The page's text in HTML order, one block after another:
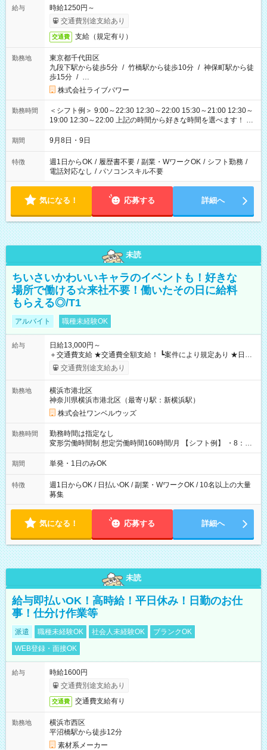
給与
時給1250円～
交通費別途支給あり
交通費 支給（規定有り）
勤務地
東京都千代田区
九段下駅から徒歩5分 / 竹橋駅から徒歩10分 / 神保町駅から徒
歩15分 / …
株式会社ライブパワー
勤務時間
＜シフト例＞ 9:00～22:30 12:30～22:00 15:30～21:00 12:30～
19:00 12:30～22:00 上記の時間から好きな時間を選べます！ ※
時間は変更となる可能性があります
期間 9月8日・9日
特徴 週1日からOK / 履歴書不要 / 副業・WワークOK / シフト勤務 /
電話対応なし / パソコンスキル不要
気になる！ 応募する 詳細へ
未読
ちいさいかわいいキャラのイベントも！好きな
場所で働ける☆来社不要！働いたその日に給料
もらえる◎/T1
アルバイト 職種未経験OK
給与
日給13,000円～
＋交通費支給 ★交通費全額支給！ ┗案件により規定あり ★日払
いOK！（規定あり） ┗働いたその日に現金GET♪ お仕事後はコ
ンビニATMから 日払い分を引き落とせます！ 【試用期間】試
交通費別途支給あり
勤務地
横浜市港北区
神奈川県横浜市港北区（最寄り駅：新横浜駅）
株式会社ワンベルウッズ
勤務時間
勤務時間は指定なし
変形労働時間制 想定労働時間160時間/月 【シフト例】 ・8：00
～21：00
期間 単発・1日のみOK
特徴
週1日からOK / 日払いOK / 副業・WワークOK / 10名以上の大量
募集
気になる！ 応募する 詳細へ
未読
給与即払いOK！高時給！平日休み！日勤のお仕
事！仕分け作業等
派遣 職種未経験OK 社会人未経験OK
ブランクOK
WEB登録・面接OK
給与
時給1600円
交通費別途支給あり
交通費 交通費支給有り
勤務地
横浜市西区
平沼橋駅から徒歩12分
素材系メーカー